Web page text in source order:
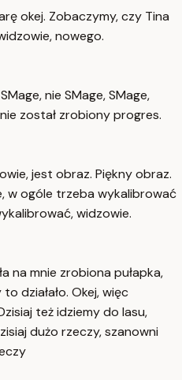
okej. Zobaczymy, czy Tina
nowego.
nie SMage, SMage,
został zrobiony progres.
jest obraz. Piękny obraz.
w ogóle trzeba wykalibrować
widzowie.
na mnie zrobiona pułapka,
działało. Okej, więc
też idziemy do lasu,
dużo rzeczy, szanowni